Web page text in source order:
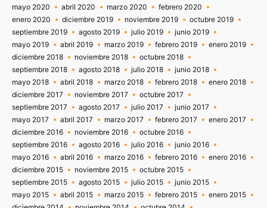
mayo 2020
abril 2020 marzo 2020
febrero 2020
enero 2020
diciembre 2019 noviembre 2019
octubre 2019
septiembre 2019
agosto 2019 julio 2019
junio 2019
mayo 2019
abril 2019 marzo 2019 febrero 2019
enero 2019
diciembre 2018
noviembre 2018
octubre 2018
septiembre 2018
agosto 2018 julio 2018
junio 2018
mayo 2018
abril 2018 marzo 2018 febrero 2018
enero 2018
diciembre 2017
noviembre 2017
octubre 2017
septiembre 2017
agosto 2017 julio 2017
junio 2017
mayo 2017
abril 2017 marzo 2017 febrero 2017
enero 2017
diciembre 2016
noviembre 2016
octubre 2016
septiembre 2016
agosto 2016 julio 2016
junio 2016
mayo 2016
abril 2016 marzo 2016 febrero 2016
enero 2016
diciembre 2015
noviembre 2015
octubre 2015
septiembre 2015
agosto 2015 julio 2015
junio 2015
mayo 2015
abril 2015 marzo 2015 febrero 2015
enero 2015